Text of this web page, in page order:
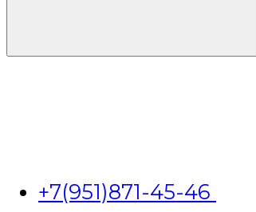
+7(951)871-45-46